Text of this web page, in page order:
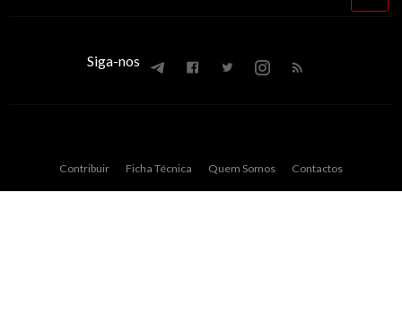
Siga-nos
Contribuir Ficha Técnica Quem Somos Contactos